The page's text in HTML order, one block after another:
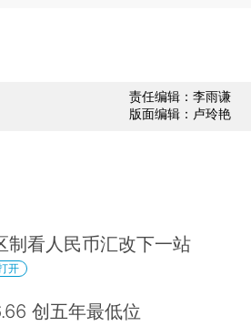
责任编辑：李雨谦
版面编辑：卢玲艳
制看人民币汇改下一站
开
创五年最低位